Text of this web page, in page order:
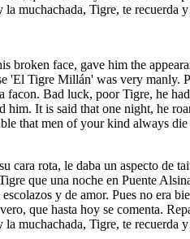
muchachada, Tigre, te recuerda
face, gave him the
'El Tigre Millán' was very
Bad luck, poor Tigre, he
It is said that one night, he
that men of your kind always
cara rota, le daba un aspecto
que una noche en Puente
y de amor. Pues no era
que hasta hoy se comenta.
muchachada, Tigre, te recuerda